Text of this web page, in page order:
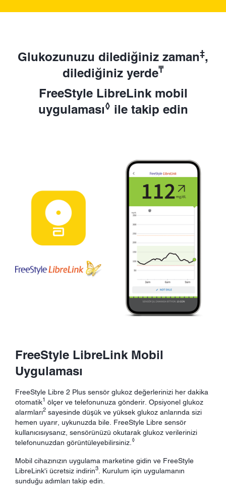
Glukozunuzu dilediğiniz zaman‡,
dilediğiniz yerde₸
FreeStyle LibreLink mobil
uygulaması◊ ile takip edin
FreeStyle LibreLink Mobil
Uygulaması
FreeStyle Libre 2 Plus sensör glukoz değerlerinizi her dakika
otomatik1 ölçer ve telefonunuza gönderir. Opsiyonel glukoz
alarmları2 sayesinde düşük ve yüksek glukoz anlarında sizi
hemen uyarır, uykunuzda bile. FreeStyle Libre sensör
kullanıcısıysanız, sensörünüzü okutarak glukoz verilerinizi
telefonunuzdan görüntüleyebilirsiniz. ◊
Mobil cihazınızın uygulama marketine gidin ve FreeStyle
LibreLink'i ücretsiz indirin3 . Kurulum için uygulamanın
sunduğu adımları takip edin.